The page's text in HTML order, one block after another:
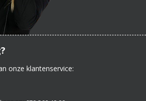
onze klantenservice: